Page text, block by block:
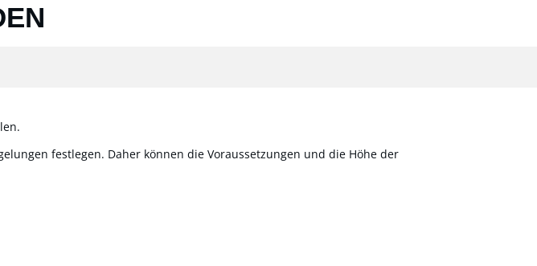
festlegen. Daher können die Voraussetzungen und die Höhe der